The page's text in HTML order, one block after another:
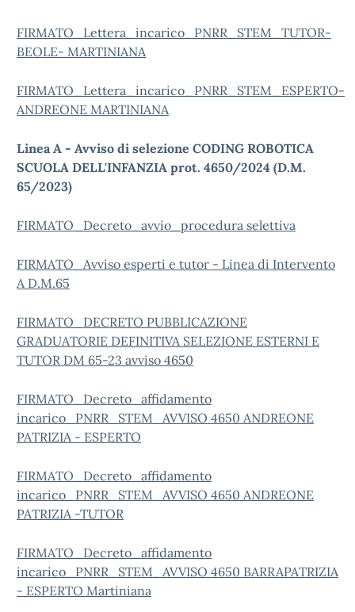
FIRMATO_Lettera_incarico_PNRR_STEM_TUTOR-
BEOLE- MARTINIANA
FIRMATO_Lettera_incarico_PNRR_STEM_ESPERTO-
ANDREONE MARTINIANA
Linea A - Avviso di selezione CODING ROBOTICA
SCUOLA DELL'INFANZIA prot. 4650/2024 (D.M.
65/2023)
FIRMATO_Decreto_avvio_procedura selettiva
FIRMATO_Avviso esperti e tutor - Linea di Intervento
A D.M.65
FIRMATO_DECRETO PUBBLICAZIONE
GRADUATORIE DEFINITIVA SELEZIONE ESTERNI E
TUTOR DM 65-23 avviso 4650
FIRMATO_Decreto_affidamento
incarico_PNRR_STEM_AVVISO 4650 ANDREONE
PATRIZIA - ESPERTO
FIRMATO_Decreto_affidamento
incarico_PNRR_STEM_AVVISO 4650 ANDREONE
PATRIZIA -TUTOR
FIRMATO_Decreto_affidamento
incarico_PNRR_STEM_AVVISO 4650 BARRAPATRIZIA
- ESPERTO Martiniana